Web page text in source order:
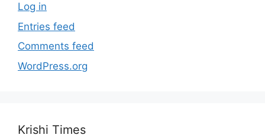
Log in
Entries feed
Comments feed
WordPress.org
Krishi Times